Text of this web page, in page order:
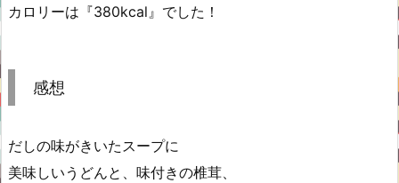
カロリーは『380kcal』でした！
感想
だしの味がきいたスープに
美味しいうどんと、味付きの椎茸、